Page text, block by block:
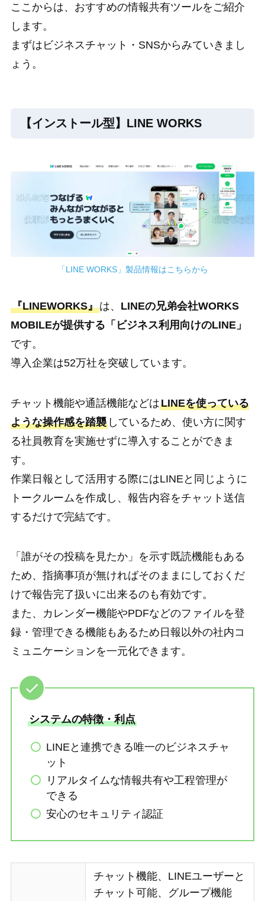
ここからは、おすすめの情報共有ツールをご紹介
します。
まずはビジネスチャット・SNSからみていきまし
ょう。
【インストール型】LINE WORKS
「LINE WORKS」製品情報はこちらから
『LINEWORKS』は、 LINEの兄弟会社WORKS
MOBILEが提供する「ビジネス利用向けのLINE」
です。
導入企業は52万社を突破しています。
チャット機能や通話機能などはLINEを使っている
ような操作感を踏襲しているため、使い方に関す
る社員教育を実施せずに導入することができま
す。
作業日報として活用する際にはLINEと同じように
トークルームを作成し、報告内容をチャット送信
するだけで完結です。
「誰がその投稿を見たか」を示す既読機能もある
ため、指摘事項が無ければそのままにしておくだ
けで報告完了扱いに出来るのも有効です。
また、カレンダー機能やPDFなどのファイルを登
録・管理できる機能もあるため日報以外の社内コ
ミュニケーションを一元化できます。
システムの特徴・利点
LINEと連携できる唯一のビジネスチャ
ット
リアルタイムな情報共有や工程管理が
できる
安心のセキュリティ認証
チャット機能、LINEユーザーと
チャット可能、グループ機能